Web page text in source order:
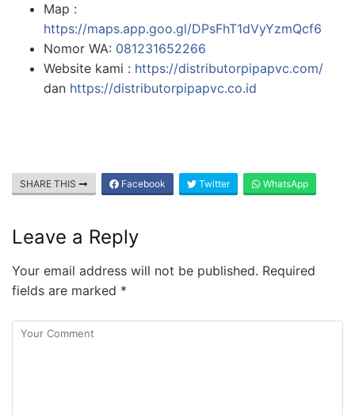
Map :
https://maps.app.goo.gl/DPsFhT1dVyYzmQcf6
Nomor WA: 081231652266
Website kami : https://distributorpipapvc.com/
dan https://distributorpipapvc.co.id
SHARE THIS Facebook Twitter WhatsApp
Leave a Reply
Your email address will not be published. Required
fields are marked *